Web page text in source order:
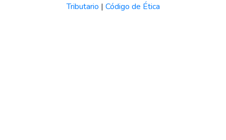
Tributario | Código de Ética